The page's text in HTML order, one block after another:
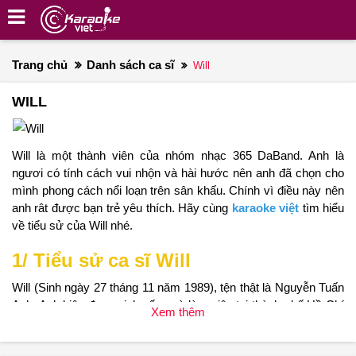
Trang chủ Danh sách ca sĩ Will
WILL
Will là một thành viên của nhóm nhạc 365 DaBand. Anh là
ngươi có tính cách vui nhộn và hài hước nên anh đã chọn cho
mình phong cách nổi loạn trên sân khấu. Chính vì điều này nên
anh rât được bạn trẻ yêu thích. Hãy cùng karaoke việt tìm hiểu
về tiểu sử của Will nhé.
1/ Tiểu sử ca sĩ Will
Will (Sinh ngày 27 tháng 11 năm 1989), tện thật là Nguyễn Tuấn
Anh. Anh hiện đang sinh sống và làm việc tại thành phố Hồ Chí
Xem thêm